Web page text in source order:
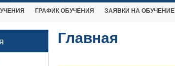
ГРАФИК ОБУЧЕНИЯ ЗАЯВКИ НА ОБУЧЕНИЕ
Главная